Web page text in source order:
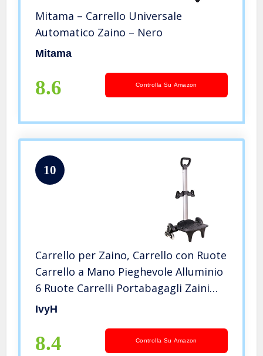
Mitama – Carrello Universale
Automatico Zaino – Nero
Mitama
8.6 Controlla Su Amazon
10
Carrello per Zaino, Carrello con Ruote
Carrello a Mano Pieghevole Alluminio
6 Ruote Carrelli Portabagagli Zaini
Trolley per Bambini Adolescenti
IvyH
8.4 Controlla Su Amazon